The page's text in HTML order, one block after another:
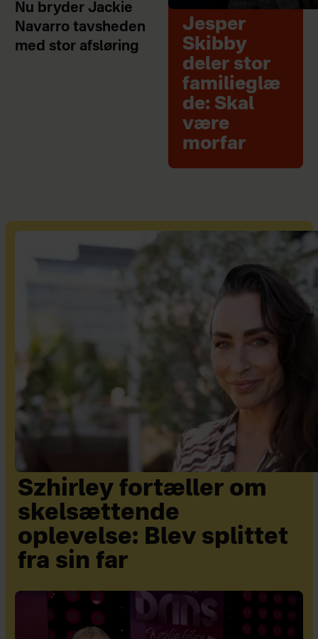
Nu bryder Jackie
Navarro tavsheden
med stor afsløring
Jesper
Skibby
deler stor
familieglæ
de: Skal
være
morfar
Szhirley fortæller om
skelsættende
oplevelse: Blev splittet
fra sin far